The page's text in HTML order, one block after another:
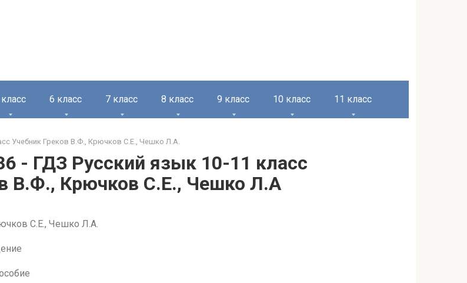
6 класс 7 класс 8 класс 9 класс 10 класс 11 класс
Учебник Греков В.Ф., Крючков С.Е., Чешко Л.А.
- ГДЗ Русский язык 10-11 класс
В.Ф., Крючков С.Е., Чешко Л.А
С.Е., Чешко Л.А.